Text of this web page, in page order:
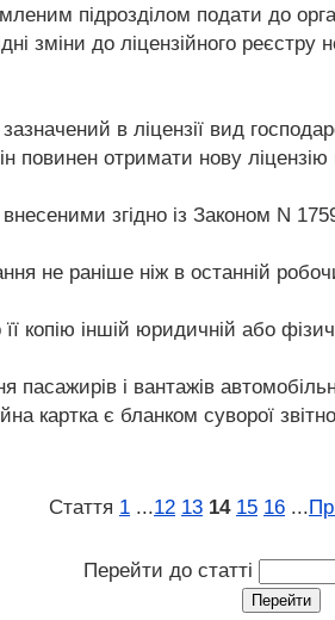
підрозділом подати до
зміни до ліцензійного
в ліцензії вид
повинен отримати нову
згідно із Законом N
не раніше ніж в останній
копію іншій юридичній або
пасажирів і вантажів
картка є бланком суворої
Стаття 1 ...12 13 14 15 16 ...
Перейти до статті